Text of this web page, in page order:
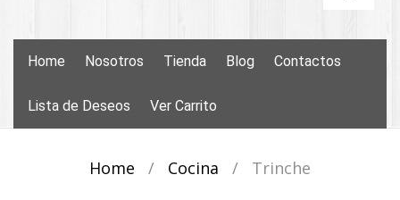
Home Nosotros Tienda Blog Contactos
Lista de Deseos Ver Carrito
Home / Cocina / Trinche